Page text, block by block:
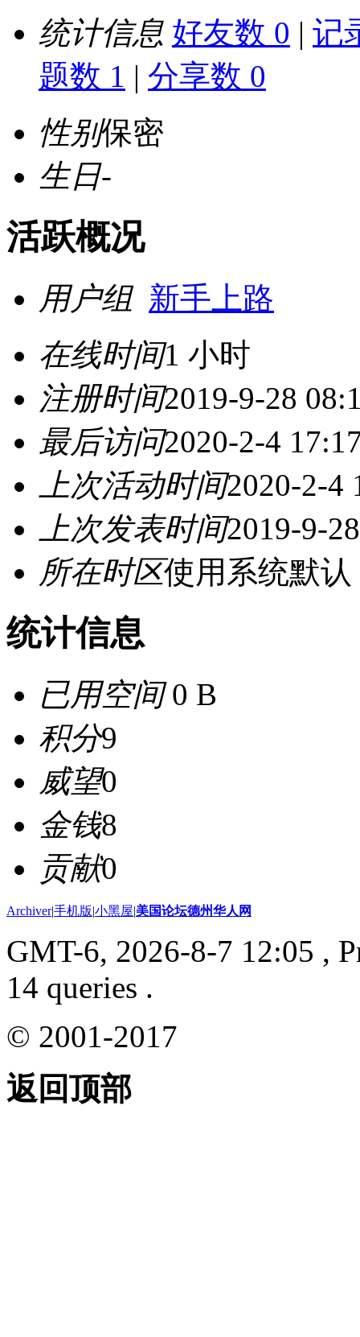
统计信息 好友数 0 | 记
题数 1 | 分享数 0
性别保密
生日-
活跃概况
用户组 新手上路
在线时间1 小时
注册时间2019-9-28
最后访问2020-2-4
上次活动时间2020-2-4
上次发表时间2019-9-
所在时区使用系统默认
统计信息
已用空间0 B
积分9
威望0
金钱8
贡献0
Archiver|手机版|小黑屋|美国论坛德州华人网
GMT-6, 2026-8-7 12:05 ,
14 queries .
© 2001-2017
返回顶部